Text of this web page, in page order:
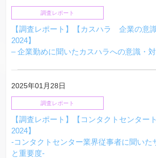
調査レポート
【調査レポート】【カスハラ 企業の意
2024】
– 企業勤めに聞いたカスハラへの意識・
2025年01月28日
調査レポート
【調査レポート】【コンタクトセンター
2024】
-コンタクトセンター業界従事者に聞いた
と重要度-